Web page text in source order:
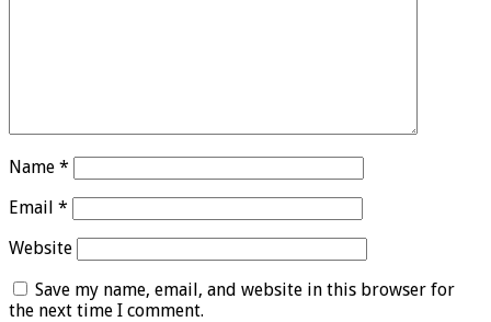
Name *
Email *
Website
Save my name, email, and website in this browser for
the next time I comment.